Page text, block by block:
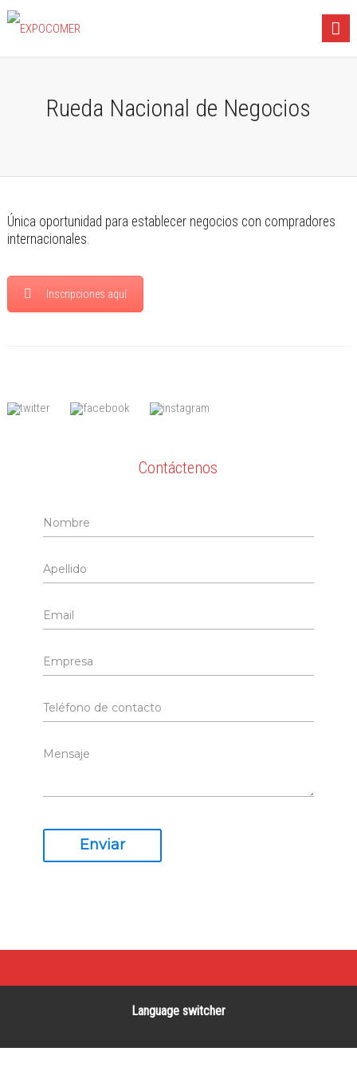
Rueda Nacional de Negocios
Única oportunidad para establecer negocios con compradores
internacionales.
Inscripciones aquí
Contáctenos
Enviar
Language switcher